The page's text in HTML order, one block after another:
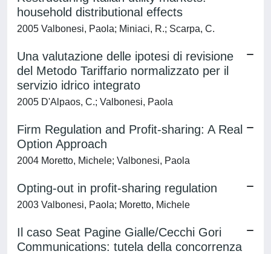
household distributional effects
2005 Valbonesi, Paola; Miniaci, R.; Scarpa, C.
Una valutazione delle ipotesi di revisione
del Metodo Tariffario normalizzato per il
servizio idrico integrato
2005 D'Alpaos, C.; Valbonesi, Paola
Firm Regulation and Profit-sharing: A Real
Option Approach
2004 Moretto, Michele; Valbonesi, Paola
Opting-out in profit-sharing regulation
2003 Valbonesi, Paola; Moretto, Michele
Il caso Seat Pagine Gialle/Cecchi Gori
Communications: tutela della concorrenza